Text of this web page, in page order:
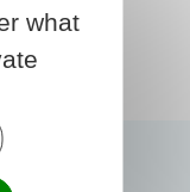
what